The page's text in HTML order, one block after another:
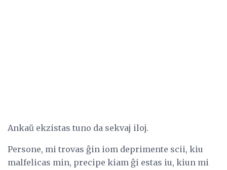
Ankaŭ ekzistas tuno da sekvaj iloj.
Persone, mi trovas ĝin iom deprimente scii, kiu
malfelicas min, precipe kiam ĝi estas iu, kiun mi